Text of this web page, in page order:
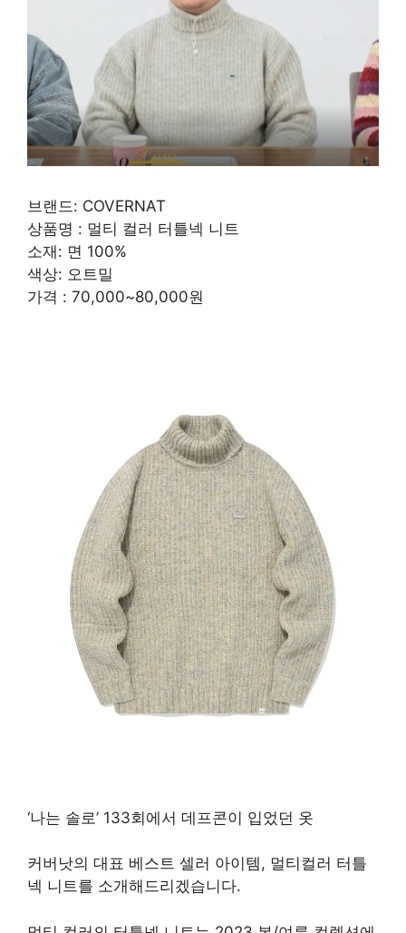
브랜드: COVERNAT
상품명 : 멀티 컬러 터틀넥 니트
소재: 면 100%
색상: 오트밀
가격 : 70,000~80,000원
‘나는 솔로’ 133회에서 데프콘이 입었던 옷
커버낫의 대표 베스트 셀러 아이템, 멀티컬러 터틀
넥 니트를 소개해드리겠습니다.